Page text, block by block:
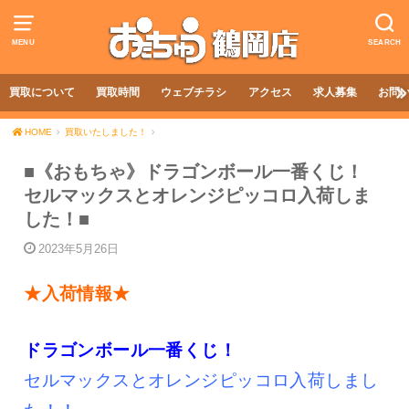
MENU SEARCH
買取について 買取時間 ウェブチラシ アクセス 求人募集 お問
HOME 買取いたしました！
■《おもちゃ》ドラゴンボール一番くじ！
セルマックスとオレンジピッコロ入荷しま
した！■
2023年5月26日
★入荷情報★
ドラゴンボール一番くじ！
セルマックスとオレンジピッコロ入荷しまし